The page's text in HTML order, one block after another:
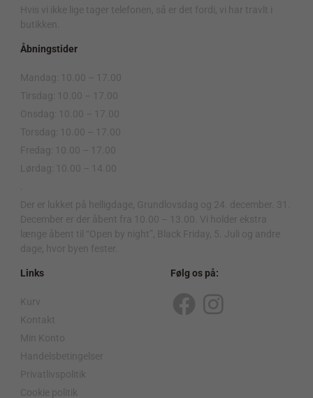
Hvis vi ikke lige tager telefonen, så er det fordi, vi har travlt i
butikken.
Åbningstider
Mandag: 10.00 – 17.00
Tirsdag: 10.00 – 17.00
Onsdag: 10.00 – 17.00
Torsdag: 10.00 – 17.00
Fredag: 10.00 – 17.00
Lørdag: 10.00 – 14.00
Der er lukket på helligdage, Grundlovsdag og 24. december. 31.
December er der åbent fra 10.00 – 13.00. Vi holder ekstra
længe åbent til “Open by night”, Black Friday, 5. Juli og andre
dage, hvor byen fester.
Links
Kurv
Kontakt
Min Konto
Handelsbetingelser
Privatlivspolitik
Cookie politik
Følg os på:
F
I